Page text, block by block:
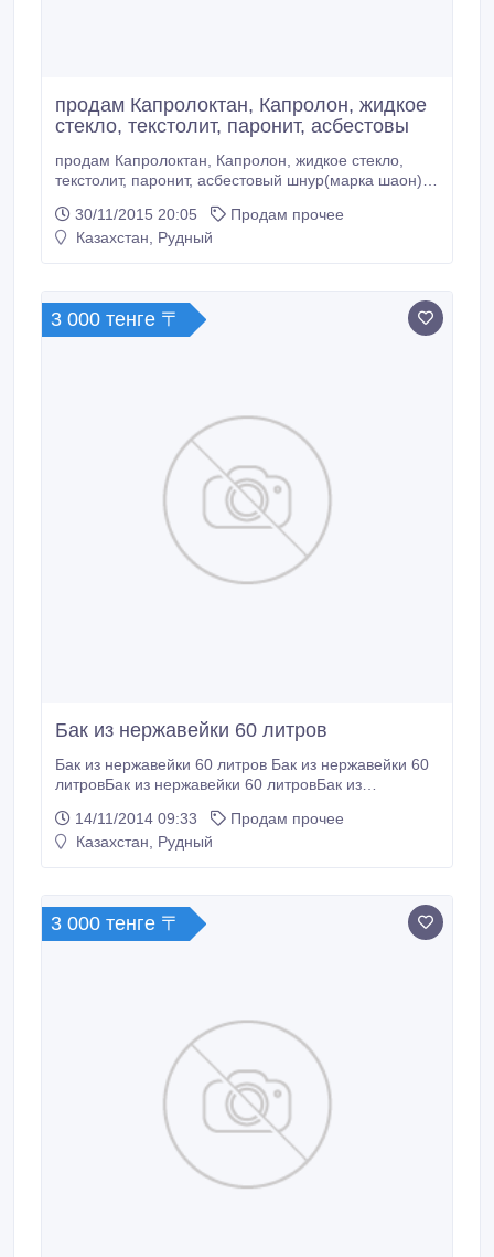
продам Капролоктан, Капролон, жидкое
стекло, текстолит, паронит, асбестовы
продам Капролоктан, Капролон, жидкое стекло,
текстолит, паронит, асбестовый шнур(марка шаон),
наплавочная проволока ГОСТ 2246-70
сталь08г2с(2мм и 4мм), раствор для нанесения
30/11/2015 20:05
Продам прочее
Казахстан, Рудный
3 000 тенге 〒
Бак из нержавейки 60 литров
Бак из нержавейки 60 литров Бак из нержавейки 60
литровБак из нержавейки 60 литровБак из
литровБак из нержавейки 60 литровБак из
нержавейки 60 литровБак из нержавейки 60
литровБак.
14/11/2014 09:33
Продам прочее
Казахстан, Рудный
3 000 тенге 〒